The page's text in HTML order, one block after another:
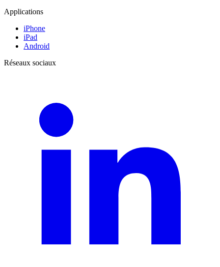
Applications
iPhone
iPad
Android
Réseaux sociaux